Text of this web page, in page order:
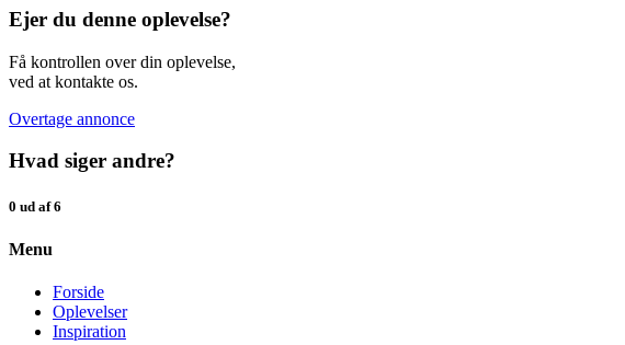
Ejer du denne oplevelse?
Få kontrollen over din oplevelse,
ved at kontakte os.
Overtage annonce
Hvad siger andre?
0 ud af 6
Menu
Forside
Oplevelser
Inspiration